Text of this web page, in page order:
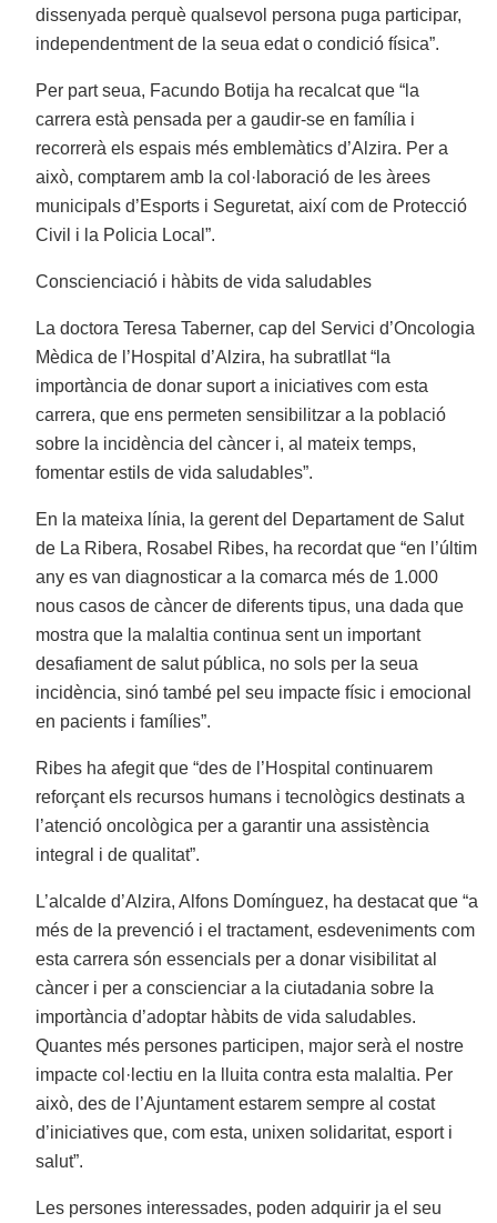
dissenyada perquè qualsevol persona puga participar,
independentment de la seua edat o condició física”.
Per part seua, Facundo Botija ha recalcat que “la
carrera està pensada per a gaudir-se en família i
recorrerà els espais més emblemàtics d’Alzira. Per a
això, comptarem amb la col·laboració de les àrees
municipals d’Esports i Seguretat, així com de Protecció
Civil i la Policia Local”.
Conscienciació i hàbits de vida saludables
La doctora Teresa Taberner, cap del Servici d’Oncologia
Mèdica de l’Hospital d’Alzira, ha subratllat “la
importància de donar suport a iniciatives com esta
carrera, que ens permeten sensibilitzar a la població
sobre la incidència del càncer i, al mateix temps,
fomentar estils de vida saludables”.
En la mateixa línia, la gerent del Departament de Salut
de La Ribera, Rosabel Ribes, ha recordat que “en l’últim
any es van diagnosticar a la comarca més de 1.000
nous casos de càncer de diferents tipus, una dada que
mostra que la malaltia continua sent un important
desafiament de salut pública, no sols per la seua
incidència, sinó també pel seu impacte físic i emocional
en pacients i famílies”.
Ribes ha afegit que “des de l’Hospital continuarem
reforçant els recursos humans i tecnològics destinats a
l’atenció oncològica per a garantir una assistència
integral i de qualitat”.
L’alcalde d’Alzira, Alfons Domínguez, ha destacat que “a
més de la prevenció i el tractament, esdeveniments com
esta carrera són essencials per a donar visibilitat al
càncer i per a conscienciar a la ciutadania sobre la
importància d’adoptar hàbits de vida saludables.
Quantes més persones participen, major serà el nostre
impacte col·lectiu en la lluita contra esta malaltia. Per
això, des de l’Ajuntament estarem sempre al costat
d’iniciatives que, com esta, unixen solidaritat, esport i
salut”.
Les persones interessades, poden adquirir ja el seu